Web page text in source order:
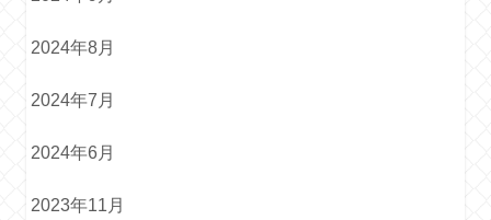
2024年8月
2024年7月
2024年6月
2023年11月